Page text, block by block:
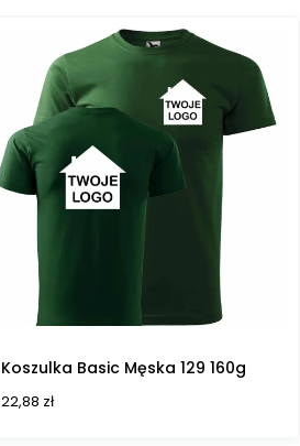
Koszulka Basic Męska 129 160g
22,88 zł